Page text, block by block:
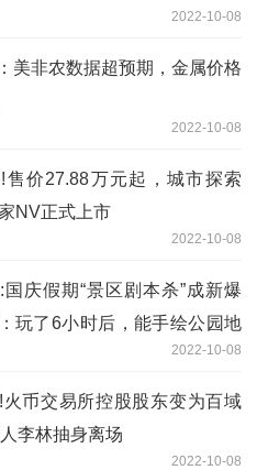
2022-10-08
美非农数据超预期，金属价格
2022-10-08
售价27.88万元起，城市探索
NV正式上市
2022-10-08
庆假期“景区剧本杀”成新爆
玩了6小时后，能手绘公园地
2022-10-08
币交易所控股股东变为百域
李林抽身离场
2022-10-08